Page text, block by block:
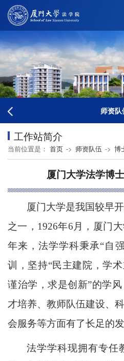
师资队
工作站简介
当前位置是： 首页 -> 师资队伍 -> 博
厦门大学法学博
厦门大学是我国较早
之一， 1926年6月，厦门
年来，法学学科秉承“自
训，坚持“民主建院，学
谨治学，求是创新”的学
才培养、教师队伍建设、
会服务等方面有了长足的发
法学学科现拥有专任